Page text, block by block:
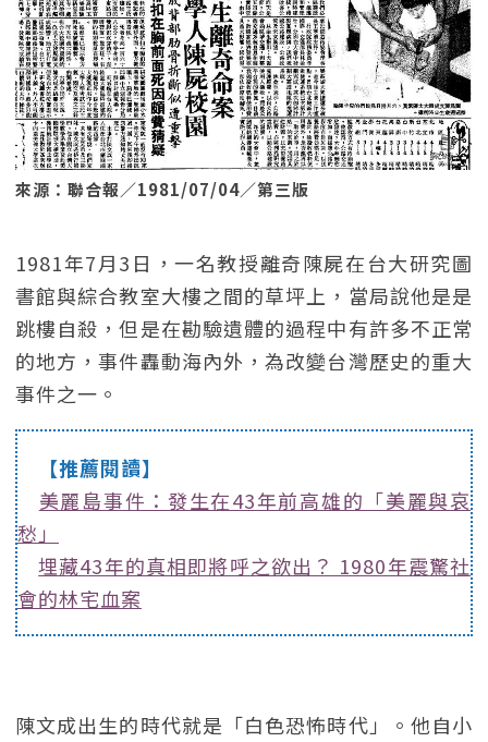
來源：聯合報／1981/07/04／第三版
1981年7月3日，一名教授離奇陳屍在台大研究圖
書館與綜合教室大樓之間的草坪上，當局說他是是
跳樓自殺，但是在勘驗遺體的過程中有許多不正常
的地方，事件轟動海內外，為改變台灣歷史的重大
事件之一。
【推薦閱讀】
美麗島事件：發生在43年前高雄的「美麗與哀
愁」
埋藏43年的真相即將呼之欲出？ 1980年震驚社
會的林宅血案
陳文成出生的時代就是「白色恐怖時代」。他自小